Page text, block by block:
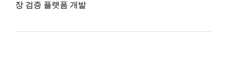
장 검증 플랫폼 개발